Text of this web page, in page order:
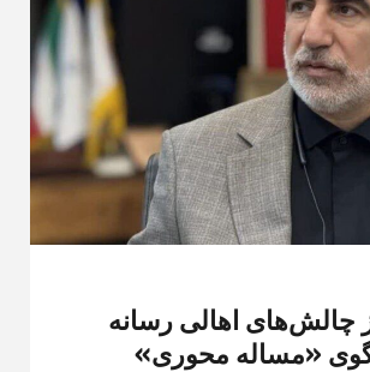
چالش‌های اهالی رسانه
«مساله محوری»